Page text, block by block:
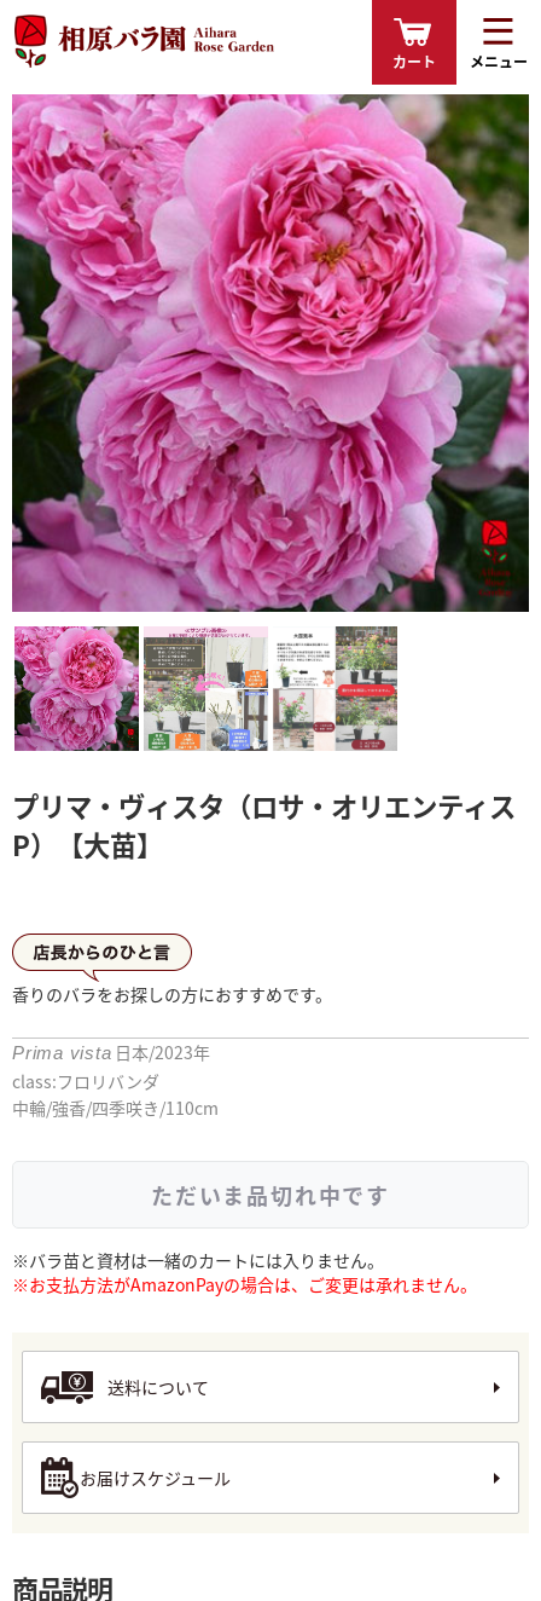
カート メニュー
プリマ・ヴィスタ（ロサ・オリエンティス
P）【大苗】
店長からひとこと
香りのバラをお探しの方におすすめです。
Prima vista 日本/2023年
class:フロリバンダ
中輪/強香/四季咲き/110cm
ただいま品切れ中です
※バラ苗と資材は一緒のカートには入りません。
※お支払方法がAmazonPayの場合は、ご変更は承れません。
送料について
お届けスケジュール
商品説明